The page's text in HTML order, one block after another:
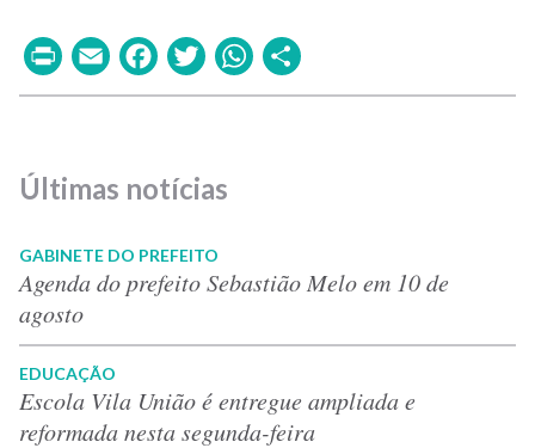
PrintEmailFacebook
TwitterWhatsApp
Últimas notícias
GABINETE DO PREFEITO
Agenda do prefeito Sebastião Melo em 10 de
agosto
EDUCAÇÃO
Escola Vila União é entregue ampliada e
reformada nesta segunda-feira